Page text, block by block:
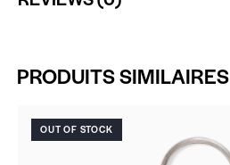
PRODUITS SIMILAIRES
OUT OF STOCK